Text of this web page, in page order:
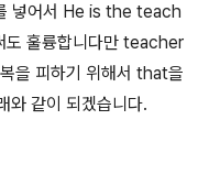
넣어서 He is the teach
훌륭합니다만 teacher
을 피하기 위해서 that을
와 같이 되겠습니다.